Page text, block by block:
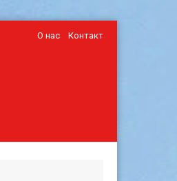
О нас Контакт